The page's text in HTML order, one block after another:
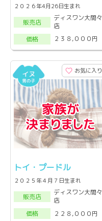
２０２６年4月26日生まれ
販売店
ディスワン大間々
店
価格
２３８,０００円
お気に入り
トイ・プードル
２０２５年４月７日生まれ
販売店
ディスワン大間々
店
価格
２２８,０００円